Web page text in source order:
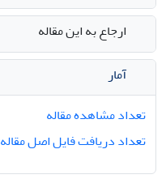
ارجاع به این مقاله
آمار
تعداد مشاهده مقاله
تعداد دریافت فایل اصل مقاله